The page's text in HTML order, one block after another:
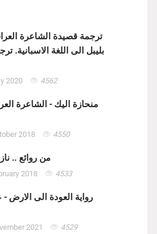
ترجمة قصيدة الشاعرة
بليبل الى اللغة الاسبانية.
2020 4562
منحازة اليك - الشاعرة
2018 4550
من روائع ..
2018 4533
رواية العودة الى الارض -
2021 4529